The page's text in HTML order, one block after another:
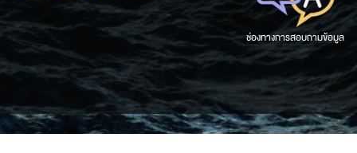
ช่องทางการสอบถามข้อมูล